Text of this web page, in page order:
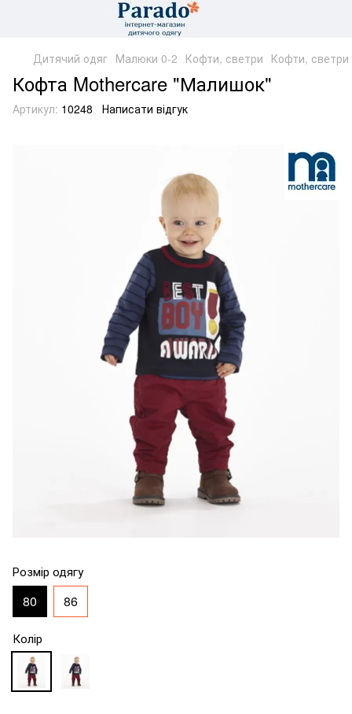
Дитячий одяг Малюки 0-2 Кофти, светри Кофти,
Кофта Mothercare "Малишок"
Артикул: 10248 Написати відгук
Розмір одягу
80 86
Колір